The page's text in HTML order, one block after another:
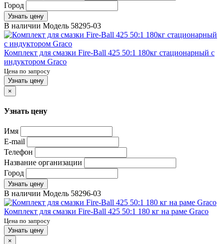
Город
Узнать цену
В наличии Модель 58295-03
Комплект для смазки Fire-Ball 425 50:1 180кг стационарный с
индуктором Graco
Цена по запросу
Узнать цену
×
Узнать цену
Имя
E-mail
Телефон
Название организации
Город
Узнать цену
В наличии Модель 58296-03
Комплект для смазки Fire-Ball 425 50:1 180 кг на раме Graco
Цена по запросу
Узнать цену
×